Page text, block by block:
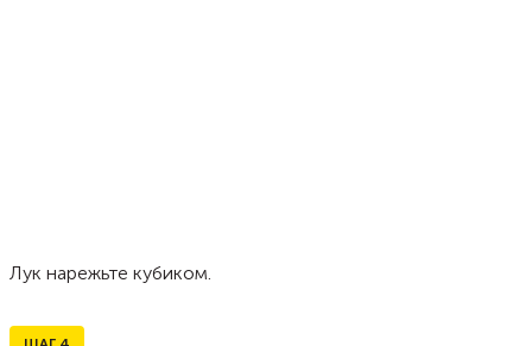
Лук нарежьте кубиком.